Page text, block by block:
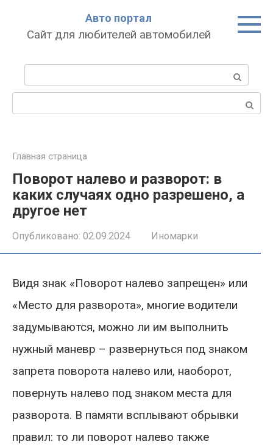
Авто портал
Сайт для любителей автомобилей
Главная страница
Поворот налево и разворот: в
каких случаях одно разрешено, а
другое нет
Опубликовано: 02.09.2024 Иномарки
Видя знак «Поворот налево запрещен» или
«Место для разворота», многие водители
задумываются, можно ли им выполнить
нужный маневр – развернуться под знаком
запрета поворота налево или, наоборот,
повернуть налево под знаком места для
разворота. В памяти всплывают обрывки
правил: то ли поворот налево также